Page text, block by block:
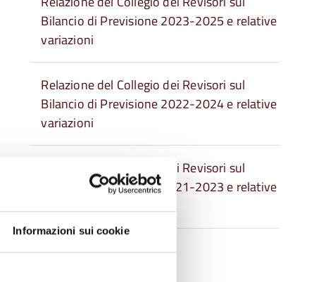
Informazioni sui cookie
Bilancio di Previsione 2023-2025 e relative
variazioni
Relazione del Collegio dei Revisori sul
Bilancio di Previsione 2022-2024 e relative
variazioni
Relazione del Collegio dei Revisori sul
Bilancio di Previsione 2021-2023 e relative
Archivio